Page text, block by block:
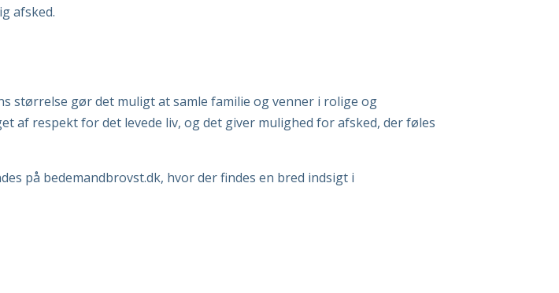
afsked.
størrelse gør det muligt at samle familie og venner i rolige og
respekt for det levede liv, og det giver mulighed for afsked, der føles
på bedemandbrovst.dk, hvor der findes en bred indsigt i